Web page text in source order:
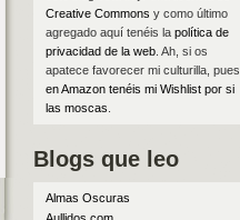
Creative Commons y como último
agregado aquí tenéis la política de
privacidad de la web. Ah, si os
apatece favorecer mi culturilla, pues
en Amazon tenéis mi Wishlist por si
las moscas
Blogs que leo
Almas Oscuras